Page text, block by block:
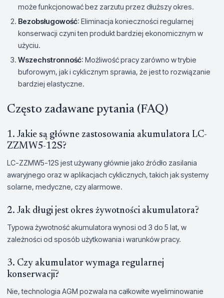
może funkcjonować bez zarzutu przez dłuższy okres.
Bezobsługowość: Eliminacja konieczności regularnej
konserwacji czyni ten produkt bardziej ekonomicznym w
użyciu.
Wszechstronność: Możliwość pracy zarówno w trybie
buforowym, jak i cyklicznym sprawia, że jest to rozwiązanie
bardziej elastyczne.
Często zadawane pytania (FAQ)
1. Jakie są główne zastosowania akumulatora LC-
ZZMW5-12S?
LC-ZZMW5-12S jest używany głównie jako źródło zasilania
awaryjnego oraz w aplikacjach cyklicznych, takich jak systemy
solarne, medyczne, czy alarmowe.
2. Jak długi jest okres żywotności akumulatora?
Typowa żywotność akumulatora wynosi od 3 do 5 lat, w
zależności od sposób użytkowania i warunków pracy.
3. Czy akumulator wymaga regularnej
konserwacji?
Nie, technologia AGM pozwala na całkowite wyeliminowanie